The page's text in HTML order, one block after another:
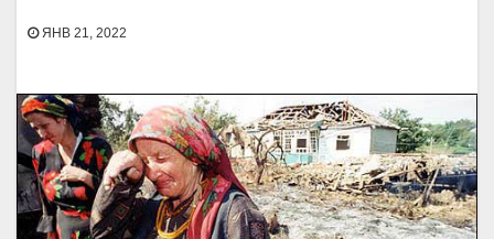
ЯНВ 21, 2022